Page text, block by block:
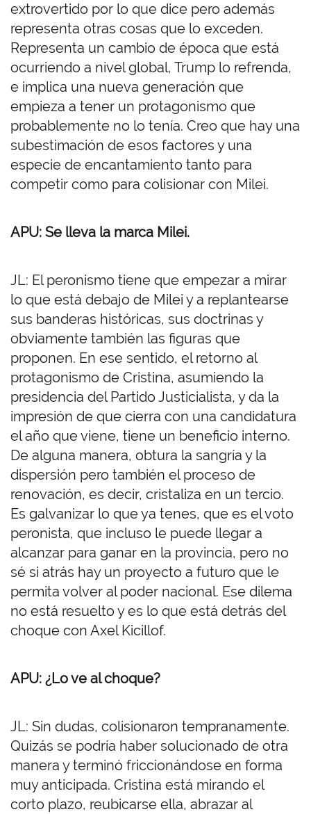
extrovertido por lo que dice pero además
representa otras cosas que lo exceden.
Representa un cambio de época que está
ocurriendo a nivel global, Trump lo refrenda,
e implica una nueva generación que
empieza a tener un protagonismo que
probablemente no lo tenía. Creo que hay una
subestimación de esos factores y una
especie de encantamiento tanto para
competir como para colisionar con Milei.
APU: Se lleva la marca Milei.
JL: El peronismo tiene que empezar a mirar
lo que está debajo de Milei y a replantearse
sus banderas históricas, sus doctrinas y
obviamente también las figuras que
proponen. En ese sentido, el retorno al
protagonismo de Cristina, asumiendo la
presidencia del Partido Justicialista, y da la
impresión de que cierra con una candidatura
el año que viene, tiene un beneficio interno.
De alguna manera, obtura la sangría y la
dispersión pero también el proceso de
renovación, es decir, cristaliza en un tercio.
Es galvanizar lo que ya tenes, que es el voto
peronista, que incluso le puede llegar a
alcanzar para ganar en la provincia, pero no
sé si atrás hay un proyecto a futuro que le
permita volver al poder nacional. Ese dilema
no está resuelto y es lo que está detrás del
choque con Axel Kicillof.
APU: ¿Lo ve al choque?
JL: Sin dudas, colisionaron tempranamente.
Quizás se podría haber solucionado de otra
manera y terminó friccionándose en forma
muy anticipada. Cristina está mirando el
corto plazo, reubicarse ella, abrazar al